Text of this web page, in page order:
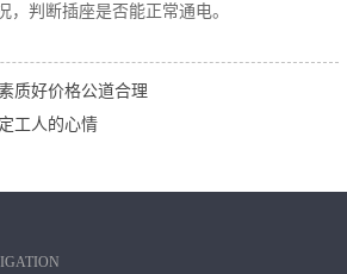
，判断插座是否能正常通电。
质好价格公道合理
工人的心情